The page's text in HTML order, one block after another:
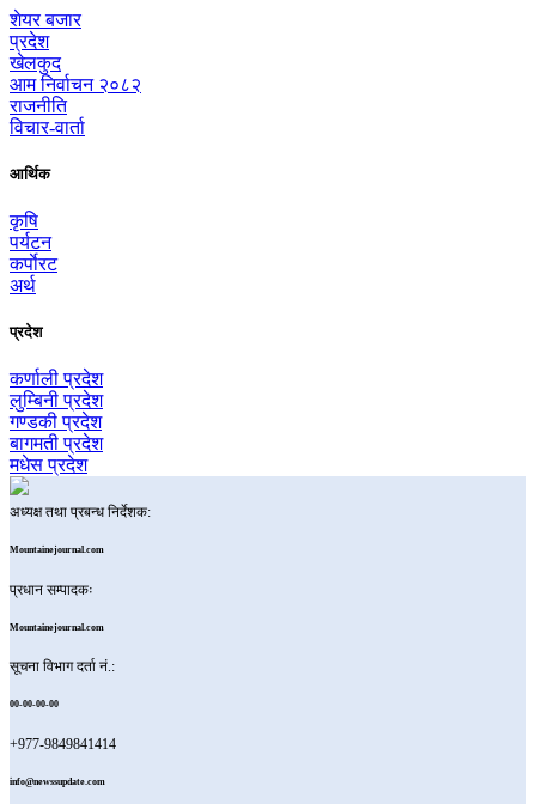
शेयर बजार
प्रदेश
खेलकुद
आम निर्वाचन २०८२
राजनीति
विचार-वार्ता
आर्थिक
कृषि
पर्यटन
कर्पाेरट
अर्थ
प्रदेश
कर्णाली प्रदेश
लुम्बिनी प्रदेश
गण्डकी प्रदेश
बागमती प्रदेश
मधेस प्रदेश
अध्यक्ष तथा प्रबन्ध निर्देशक:
Mountainejournal.com
प्रधान सम्पादकः
Mountainejournal.com
सूचना विभाग दर्ता नं.:
00-00-00-00
+977-9849841414
info@newssupdate.com